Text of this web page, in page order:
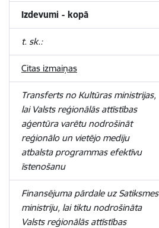
Izdevumi - kopā
t. sk.:
Citas izmaiņas
Transferts no Kultūras ministrijas,
lai Valsts reģionālās attīstības
aģentūra varētu nodrošināt
reģionālo un vietējo mediju
atbalsta programmas efektīvu
īstenošanu
Finansējuma pārdale uz Satiksmes
ministriju, lai tiktu nodrošināta
Valsts reģionālās attīstības